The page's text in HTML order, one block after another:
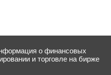
о финансовых
и торговле на бирже